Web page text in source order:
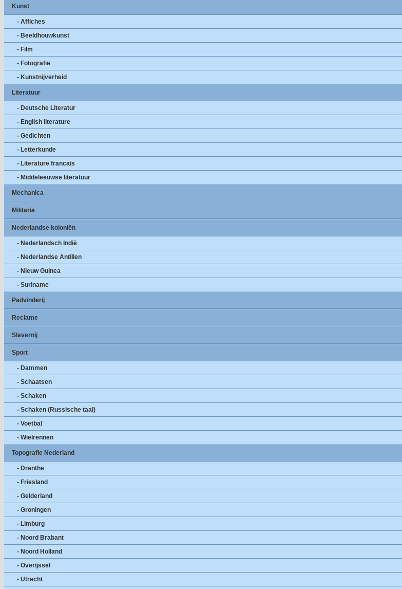
Kunst
- Affiches
- Beeldhouwkunst
- Film
- Fotografie
- Kunstnijverheid
Literatuur
- Deutsche Literatur
- English literature
- Gedichten
- Letterkunde
- Literature francais
- Middeleeuwse literatuur
Mechanica
Militaria
Nederlandse koloniën
- Nederlandsch Indië
- Nederlandse Antillen
- Nieuw Guinea
- Suriname
Padvinderij
Reclame
Slavernij
Sport
- Dammen
- Schaatsen
- Schaken
- Schaken (Russische taal)
- Voetbal
- Wielrennen
Topografie Nederland
- Drenthe
- Friesland
- Gelderland
- Groningen
- Limburg
- Noord Brabant
- Noord Holland
- Overijssel
- Utrecht